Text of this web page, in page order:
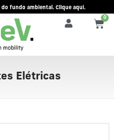
fundo ambiental. Clique aqui.
0
Elétricas